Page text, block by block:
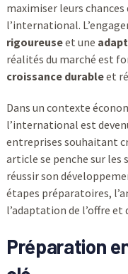
maximiser leurs
l’international.
rigoureuseet une
réalités du marché est
croissance durableet
Dans un contexte
l’international est
entreprises souhaitant
article se penche sur
réussir son
étapes préparatoires,
l’adaptation de l’offre
Préparation